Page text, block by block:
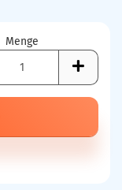
Menge